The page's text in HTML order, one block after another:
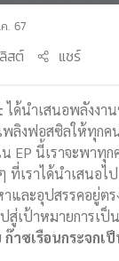
. 67
สต์ แชร์
ได้นำเสนอพลังงา
พลิงฟอสซิลให้ทุก
EP นี้เราจะพาทุ
เราได้นำเสนอไ
และอุปสรรคอยู่ต
สู่เป้าหมายการเป็
ก๊าซเรือนกระจกเ